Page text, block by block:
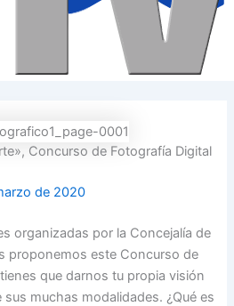
Concurso de Fotografía Digital
de 2020
organizadas por la Concejalía de
proponemos este Concurso de
que darnos tu propia visión
muchas modalidades. ¿Qué es